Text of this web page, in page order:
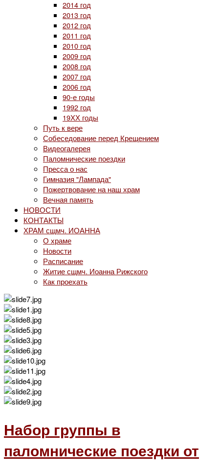
2014 год
2013 год
2012 год
2011 год
2010 год
2009 год
2008 год
2007 год
2006 год
90-е годы
1992 год
19ХХ годы
Путь к вере
Собеседование перед Крещением
Видеогалерея
Паломнические поездки
Пресса о нас
Гимназия "Лампада"
Пожертвование на наш храм
Вечная память
НОВОСТИ
КОНТАКТЫ
ХРАМ сщмч. ИОАННА
О храме
Новости
Расписание
Житие сщмч. Иоанна Рижского
Как проехать
Набор группы в
паломнические поездки от